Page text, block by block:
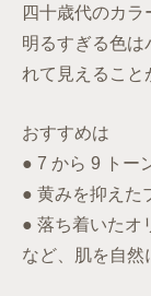
四十歳代のカラ
明るすぎる色は
れて見えること
おすすめは
● 7 から 9 トー
● 黄みを抑えた
● 落ち着いたオ
など、肌を自然